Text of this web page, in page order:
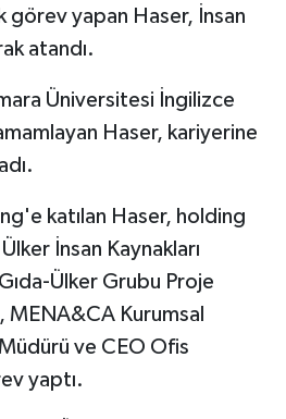
yapan Haser, İnsan
atandı.
Üniversitesi İngilizce
Haser, kariyerine
katılan Haser, holding
İnsan Kaynakları
Ülker Grubu Proje
MENA&CA Kurumsal
ve CEO Ofis
yaptı.